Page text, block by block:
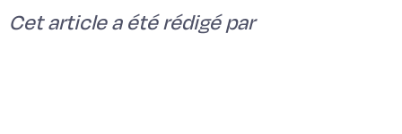
Cet article a été rédigé par